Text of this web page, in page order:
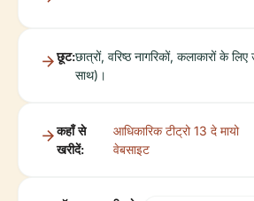
छूट:छात्रों, वरिष्ठ नागरिकों, कलाकारों के
साथ)।
कहाँ से
खरीदें:
आधिकारिक टीट्रो 13 दे मायो
वेबसाइट